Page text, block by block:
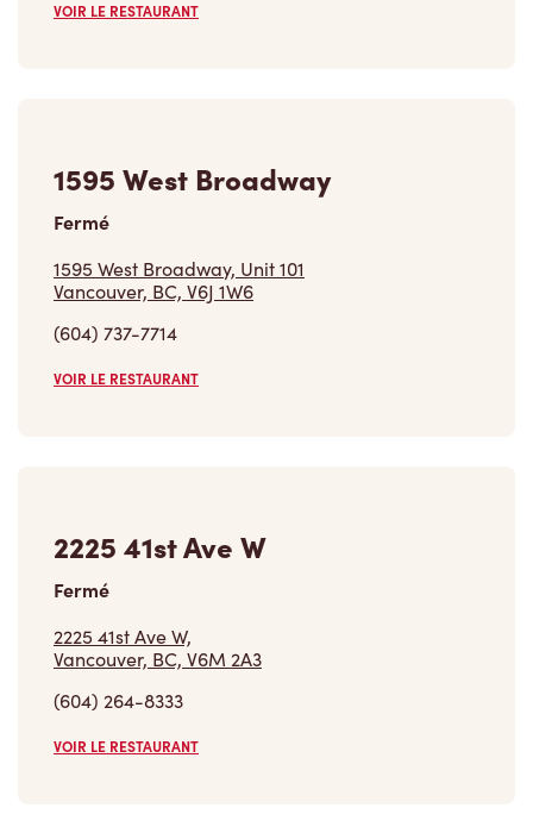
VOIR LE RESTAURANT
1595 West Broadway
Fermé
1595 West Broadway, Unit 101
Vancouver, BC, V6J 1W6
(604) 737-7714
VOIR LE RESTAURANT
2225 41st Ave W
Fermé
2225 41st Ave W,
Vancouver, BC, V6M 2A3
(604) 264-8333
VOIR LE RESTAURANT